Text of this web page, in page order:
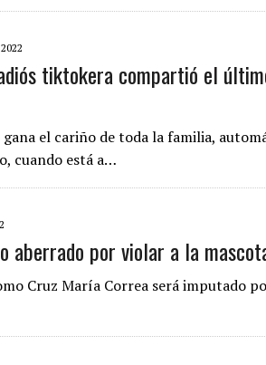
tiktokera compartió el
gana el cariño de toda la familia,
cuando está a…
aberrado por violar a la
Cruz María Correa será imputado